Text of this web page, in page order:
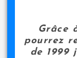
Grâce
pourrez
de 1999